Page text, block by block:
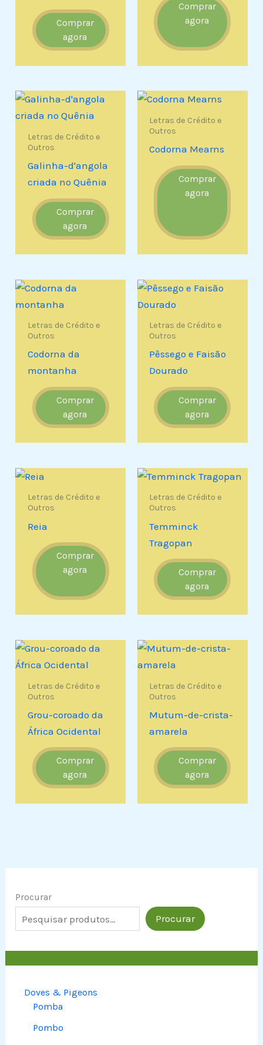
Procurar
Procurar
Doves & Pigeons
Pomba
Pombo
Comprar
agora
Comprar
agora
Letras de Crédito e
Outros
Galinha-d'angola
criada no Quênia
Comprar
agora
Letras de Crédito e
Outros
Codorna Mearns
Comprar
agora
Letras de Crédito e
Outros
Codorna da
montanha
Comprar
agora
Letras de Crédito e
Outros
Pêssego e Faisão
Dourado
Comprar
agora
Letras de Crédito e
Outros
Reia
Comprar
agora
Letras de Crédito e
Outros
Temminck
Tragopan
Comprar
agora
Letras de Crédito e
Outros
Grou-coroado da
África Ocidental
Comprar
agora
Letras de Crédito e
Outros
Mutum-de-crista-
amarela
Comprar
agora